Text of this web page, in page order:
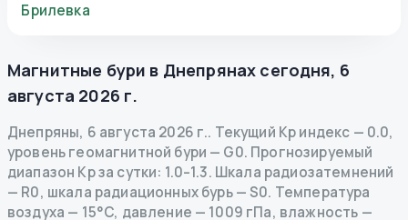
Брилевка
Магнитные бури в Днепрянах сегодня, 6
августа 2026 г.
Днепряны, 6 августа 2026 г.. Текущий Kp индекс — 0.0,
уровень геомагнитной бури — G0. Прогнозируемый
диапазон Kp за сутки: 1.0–1.3. Шкала радиозатемнений
— R0, шкала радиационных бурь— S0. Температура
воздуха — 15°C, давление — 1009 гПа, влажность —